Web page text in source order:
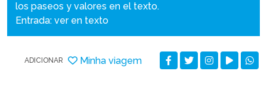
los paseos y valores en el texto.
Entrada: ver en texto
ADICIONAR Minha viagem